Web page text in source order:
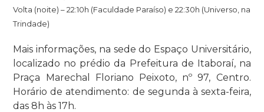
Volta (noite) –22:10h (Faculdade Paraíso) e 22:30h (Universo, na
Trindade)
Mais informações, na sede do Espaço Universitário,
localizado no prédio da Prefeitura de Itaboraí, na
Praça Marechal Floriano Peixoto, nº 97, Centro.
Horário de atendimento: de segunda à sexta-feira,
das 8h às 17h.